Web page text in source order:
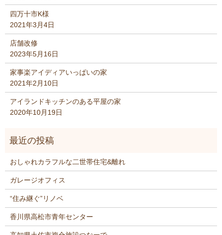
四万十市K様
2021年3月4日
店舗改修
2023年5月16日
家事楽アイディアいっぱいの家
2021年2月10日
アイランドキッチンのある平屋の家
2020年10月19日
おしゃれカラフルな二世帯住宅&離れ
ガレージオフィス
“住み継ぐ”リノベ
香川県高松市青年センター